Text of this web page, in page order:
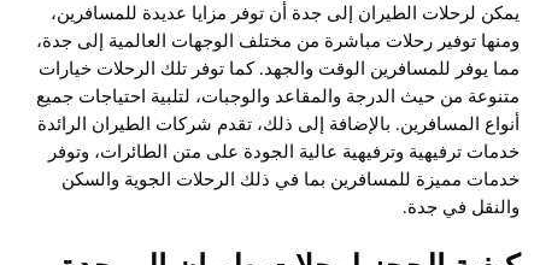
يمكن لرحلات الطيران إلى جدة أن توفر مزايا عديدة للمسافرين،
ومنها توفير رحلات مباشرة من مختلف الوجهات العالمية إلى جدة،
مما يوفر للمسافرين الوقت والجهد. كما توفر تلك الرحلات خيارات
متنوعة من حيث الدرجة والمقاعد والوجبات، لتلبية احتياجات جميع
أنواع المسافرين. بالإضافة إلى ذلك، تقدم شركات الطيران الرائدة
خدمات ترفيهية وترفيهية عالية الجودة على متن الطائرات، وتوفر
خدمات مميزة للمسافرين بما في ذلك الرحلات الجوية والسكن
والنقل في جدة.